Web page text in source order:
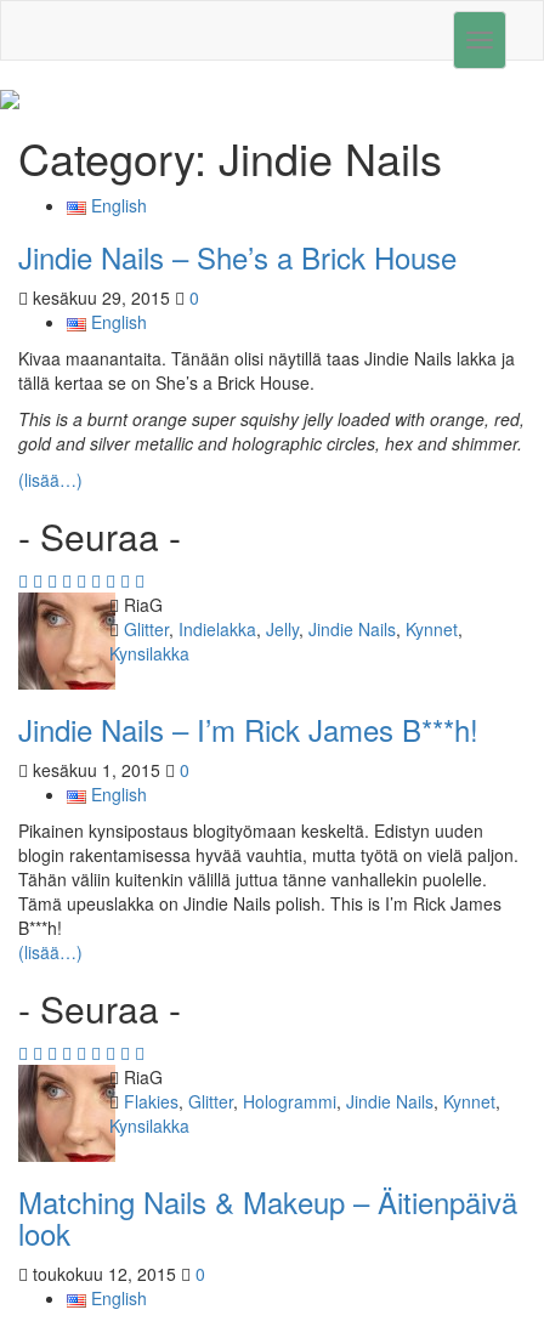
Toggle
Category: Jindie Nails
English
Jindie Nails – She’s a Brick House
kesäkuu 29, 2015
0
English
Kivaa maanantaita. Tänään olisi näytillä taas Jindie Nails lakka ja
tällä kertaa se on She’s a Brick House.
This is a burnt orange super squishy jelly loaded with orange, red,
gold and silver metallic and holographic circles, hex and shimmer.
(lisää…)
- Seuraa -
Kirjoittaja
RiaG
Kategoriat
Glitter, Indielakka, Jelly, Jindie Nails, Kynnet,
Kynsilakka
Jindie Nails – I’m Rick James B***h!
kesäkuu 1, 2015
0
English
Pikainen kynsipostaus blogityömaan keskeltä. Edistyn uuden
blogin rakentamisessa hyvää vauhtia, mutta työtä on vielä paljon.
Tähän väliin kuitenkin välillä juttua tänne vanhallekin puolelle.
Tämä upeuslakka on Jindie Nails polish. This is I’m Rick James
B***h!
(lisää…)
- Seuraa -
Kirjoittaja
RiaG
Kategoriat
Flakies, Glitter, Hologrammi, Jindie Nails, Kynnet,
Kynsilakka
Matching Nails & Makeup – Äitienpäivä
look
toukokuu 12, 2015
0
English